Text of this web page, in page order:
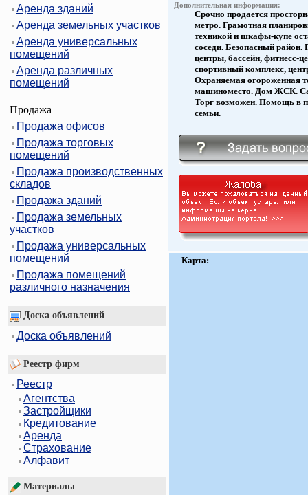
Аренда зданий
Аренда земельных участков
Аренда универсальных
помещений
Аренда различных
помещений
Продажа
Продажа офисов
Продажа торговых
помещений
Продажа производственных
складов
Продажа зданий
Продажа земельных
участков
Продажа универсальных
помещений
Продажа помещений
различного назначения
Доска объявлений
Доска объявлений
Реестр фирм
Реестр
Агентства
Застройщики
Кредитование
Аренда
Страхование
Алфавит
Материалы
Дополнительная информация:
Срочно продается
метро. Грамотная
техникой и шкафы-купе
соседи. Безопасный
центры, бассейн, фитнесс-
спортивный комплекс,
Охраняемая огороженная
машиноместо. Дом ЖСК.
Торг возможен. Помощь в
семьи.
Карта: